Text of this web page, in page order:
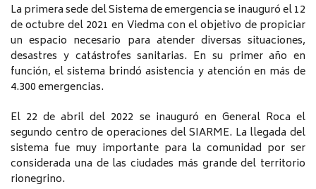
La primera sede del Sistema de emergencia se inauguró el 12
de octubre del 2021 en Viedma con el objetivo de propiciar
un espacio necesario para atender diversas situaciones,
desastres y catástrofes sanitarias. En su primer año en
función, el sistema brindó asistencia y atención en más de
4.300 emergencias.
El 22 de abril del 2022 se inauguró en General Roca el
segundo centro de operaciones del SIARME. La llegada del
sistema fue muy importante para la comunidad por ser
considerada una de las ciudades más grande del territorio
rionegrino.